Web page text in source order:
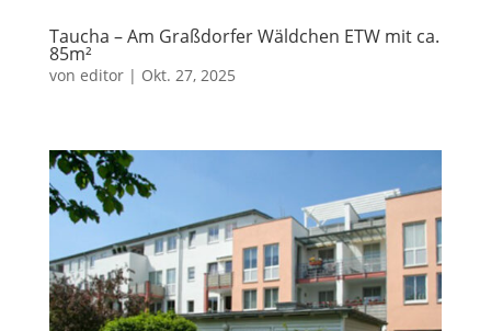
Taucha – Am Graßdorfer Wäldchen ETW mit ca.
85m²
von editor| Okt. 27, 2025